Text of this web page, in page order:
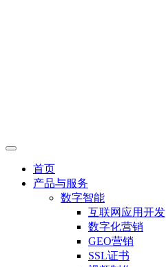
首页
产品与服务
数字智能
互联网应用开发
数字化营销
GEO营销
SSL证书